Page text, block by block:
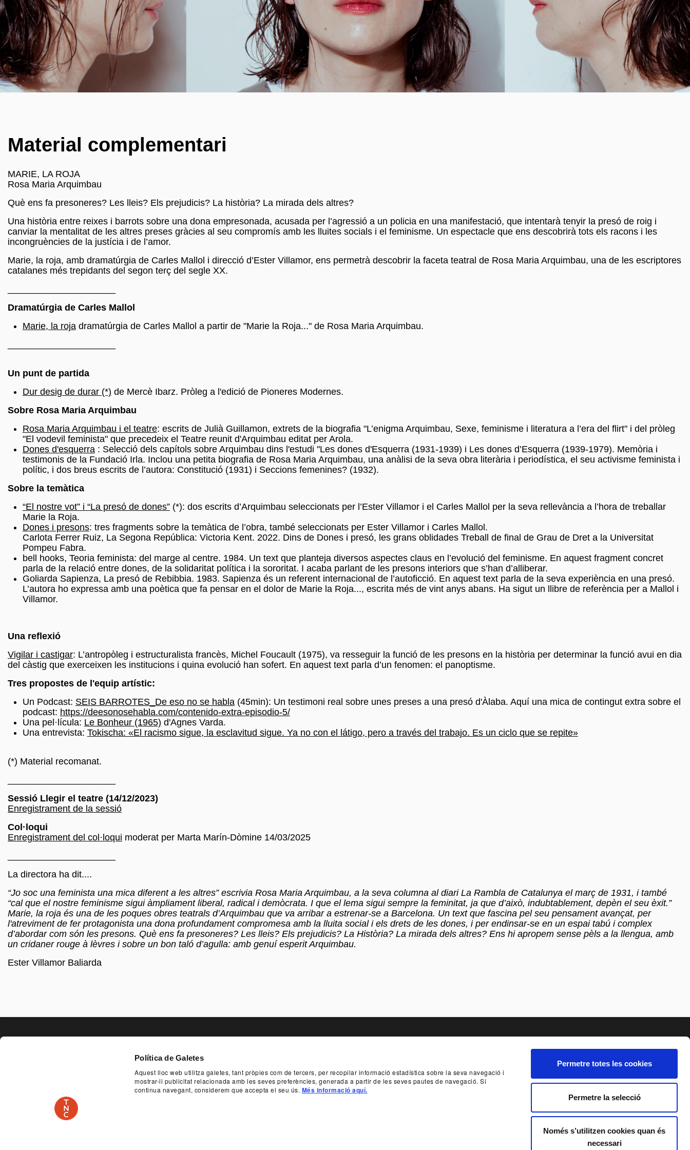
Política de Galetes
Aquest lloc web utilitza galetes, tant pròpies com de tercers, per recopilar informació estadística sobre la seva navegació i
mostrar-li publicitat relacionada amb les seves preferències, generada a partir de les seves pautes de navegació. Si
continua navegant, considerem que accepta el seu ús. Més informació aquí.
Permetre totes les cookies
Permetre la selecció
Només s’utilitzen cookies quan és
necessari
Material complementari
MARIE, LA ROJA
Rosa Maria Arquimbau
Què ens fa presoneres? Les lleis? Els prejudicis? La història? La mirada dels altres?
Una història entre reixes i barrots sobre una dona empresonada, acusada per l’agressió a un policia en una manifestació, que intentarà tenyir la presó de roig i
canviar la mentalitat de les altres preses gràcies al seu compromís amb les lluites socials i el feminisme. Un espectacle que ens descobrirà tots els racons i les
incongruències de la justícia i de l’amor.
Marie, la roja, amb dramatúrgia de Carles Mallol i direcció d’Ester Villamor, ens permetrà descobrir la faceta teatral de Rosa Maria Arquimbau, una de les escriptores
catalanes més trepidants del segon terç del segle XX.
Dramatúrgia de Carles Mallol
Marie, la rojadramatúrgia de Carles Mallol a partir de "Marie la Roja..." de Rosa Maria Arquimbau.
Un punt de partida
Dur desig de durar (*) de Mercè Ibarz. Pròleg a l'edició de Pioneres Modernes.
Sobre Rosa Maria Arquimbau
Rosa Maria Arquimbau i el teatre: escrits de Julià Guillamon, extrets de la biografia "L’enigma Arquimbau, Sexe, feminisme i literatura a l’era del flirt" i del pròleg
"El vodevil feminista" que precedeix el Teatre reunit d'Arquimbau editat per Arola.
Dones d'esquerra: Selecció dels capítols sobre Arquimbau dins l'estudi "Les dones d'Esquerra (1931-1939) i Les dones d’Esquerra (1939-1979). Memòria i
testimonis de la Fundació Irla. Inclou una petita biografia de Rosa Maria Arquimbau, una anàlisi de la seva obra literària i periodística, el seu activisme feminista i
polític, i dos breus escrits de l’autora: Constitució (1931) i Seccions femenines? (1932).
Sobre la temàtica
“El nostre vot” i “La presó de dones”(*): dos escrits d’Arquimbau seleccionats per l’Ester Villamor i el Carles Mallol per la seva rellevància a l’hora de treballar
Marie la Roja.
Dones i presons: tres fragments sobre la temàtica de l’obra, també seleccionats per Ester Villamor i Carles Mallol.
Carlota Ferrer Ruiz, La Segona República: Victoria Kent. 2022. Dins de Dones i presó, les grans oblidades Treball de final de Grau de Dret a la Universitat
Pompeu Fabra.
bell hooks, Teoria feminista: del marge al centre. 1984. Un text que planteja diversos aspectes claus en l’evolució del feminisme. En aquest fragment concret
parla de la relació entre dones, de la solidaritat política i la sororitat. I acaba parlant de les presons interiors que s’han d’alliberar.
Goliarda Sapienza, La presó de Rebibbia. 1983. Sapienza és un referent internacional de l’autoficció. En aquest text parla de la seva experiència en una presó.
L’autora ho expressa amb una poètica que fa pensar en el dolor de Marie la Roja..., escrita més de vint anys abans. Ha sigut un llibre de referència per a Mallol i
Villamor.
Una reflexió
Vigilar i castigar: L’antropòleg i estructuralista francès, Michel Foucault (1975), va resseguir la funció de les presons en la història per determinar la funció avui en dia
del càstig que exerceixen les institucions i quina evolució han sofert. En aquest text parla d’un fenomen: el panoptisme.
Tres propostes de l'equip artístic:
Un Podcast: SEIS BARROTES_De eso no se habla(45min): Un testimoni real sobre unes preses a una presó d'Àlaba. Aquí una mica de contingut extra sobre el
podcast: https://deesonosehabla.com/contenido-extra-episodio-5/
Una pel·lícula: Le Bonheur (1965) d'Agnes Varda.
Una entrevista: Tokischa: «El racismo sigue, la esclavitud sigue. Ya no con el látigo, pero a través del trabajo. Es un ciclo que se repite»
(*) Material recomanat.
Sessió Llegir el teatre (14/12/2023)
Enregistrament de la sessió
Col·loqui
Enregistrament del col·loqui moderat per Marta Marín-Dòmine 14/03/2025
La directora ha dit....
“Jo soc una feminista una mica diferent a les altres” escrivia Rosa Maria Arquimbau, a la seva columna al diari La Rambla de Catalunya el març de 1931, i també
“cal que el nostre feminisme sigui àmpliament liberal, radical i demòcrata. I que el lema sigui sempre la feminitat, ja que d’això, indubtablement, depèn el seu èxit.”
Marie, la roja és una de les poques obres teatrals d’Arquimbau que va arribar a estrenar-se a Barcelona. Un text que fascina pel seu pensament avançat, per
l'atreviment de fer protagonista una dona profundament compromesa amb la lluita social i els drets de les dones, i per endinsar-se en un espai tabú i complex
d’abordar com són les presons. Què ens fa presoneres? Les lleis? Els prejudicis? La Història? La mirada dels altres? Ens hi apropem sense pèls a la llengua, amb
un cridaner rouge à lèvres i sobre un bon taló d’agulla: amb genuí esperit Arquimbau.
Ester Villamor Baliarda
PAGE FOOTER
ACCESSIBILITAT PATROCINIS I MECENATGE TRANSPARÈNCIA
PLAÇA DE LES ARTS, 1 08013 BARCELONA